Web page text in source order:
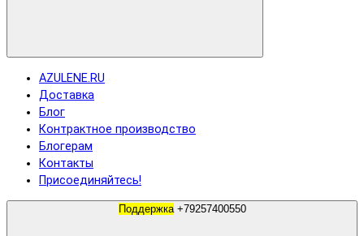
AZULENE.RU
Доставка
Блог
Контрактное производство
Блогерам
Контакты
Присоединяйтесь!
Поддержка +79257400550